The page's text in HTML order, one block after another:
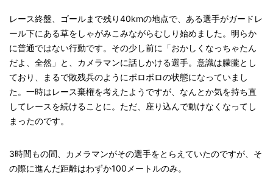
レース終盤、ゴールまで残り40kmの地点で、ある選手がガードレ
ール下にある草をしゃがみこみながらむしり始めました。明らか
に普通ではない行動です。その少し前に「おかしくなっちゃたん
だよ、全然」と、カメラマンに話しかける選手。意識は朦朧とし
ており、まるで敗残兵のようにボロボロの状態になっていまし
た。一時はレース棄権を考えたようですが、なんとか気を持ち直
してレースを続けることに。ただ、座り込んで動けなくなってし
まったのです。
3時間もの間、カメラマンがその選手をとらえていたのですが、そ
の際に進んだ距離はわずか100メートルのみ。